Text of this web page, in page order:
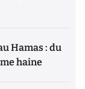
Hamas : du
haine